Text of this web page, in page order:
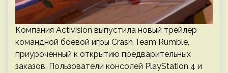
Компания Activision выпустила новый трейлер
командной боевой игры Crash Team Rumble,
приуроченный к открытию предварительных
заказов. Пользователи консолей PlayStation 4 и